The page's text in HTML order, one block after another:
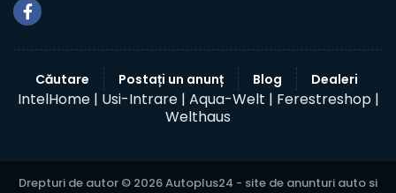
Căutare Postați un anunț Blog Dealeri
IntelHome | Usi-Intrare | Aqua-Welt | Ferestreshop |
Welthaus
Drepturi de autor © 2026 Autoplus24 - site de anunturi auto si